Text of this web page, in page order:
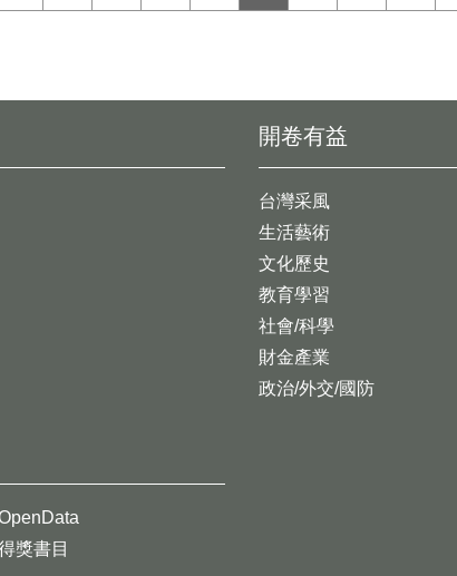
開卷有益
台灣采風
生活藝術
文化歷史
教育學習
社會/科學
財金產業
政治/外交/國防
獎書目